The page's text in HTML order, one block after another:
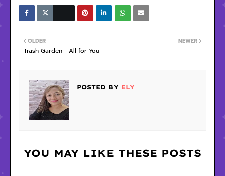
NEWER
OLDER
Trash Garden - All for You
POSTED BY ELY
YOU MAY LIKE THESE POSTS